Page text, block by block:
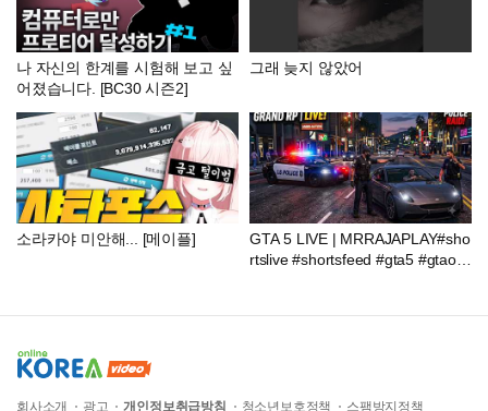
나 자신의 한계를 시험해 보고 싶
어졌습니다. [BC30 시즌2]
그래 늦지 않았어
소라카야 미안해... [메이플]
GTA 5 LIVE | MRRAJAPLAY#sho
rtslive #shortsfeed #gta5 #gtaonli
회사소개 광고 개인정보취급방침 청소년보호정책 스팸방지정책